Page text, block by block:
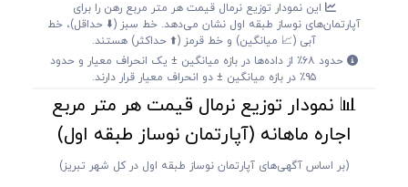
این نمودار توزیع نرمال قیمت هر متر مربع رهن را برای
آپارتمان‌های نوساز طبقه اول نشان می‌دهد. خط سبز (⬇️ حداقل)، خط
آبی (📈 میانگین) و خط قرمز (⬆️ حداکثر) هستند.
حدود ۶۸٪ از داده‌ها در بازه میانگین ± یک انحراف معیار و حدود
۹۵٪ در بازه میانگین ± دو انحراف معیار قرار دارند.
📊 نمودار توزیع نرمال قیمت هر متر مربع
اجاره ماهانه (آپارتمان نوساز طبقه اول)
(بر اساس آگهی‌های آپارتمان نوساز طبقه اول در کل شهر تبریز)